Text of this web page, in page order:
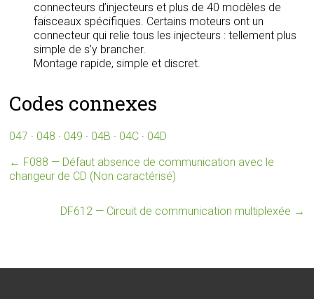
connecteurs d’injecteurs et plus de 40 modèles de
faisceaux spécifiques. Certains moteurs ont un
connecteur qui relie tous les injecteurs : tellement plus
simple de s’y brancher.
Montage rapide, simple et discret.
Codes connexes
047 · 048 · 049 · 04B · 04C · 04D
← F088 — Défaut absence de communication avec le
changeur de CD (Non caractérisé)
DF612 — Circuit de communication multiplexée →